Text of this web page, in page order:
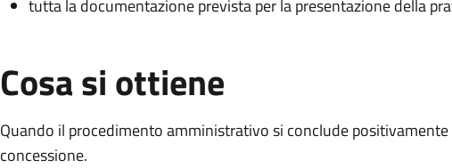
tutta la documentazione prevista per la presentazione della
Cosa si ottiene
Quando il procedimento amministrativo si conclude
concessione.